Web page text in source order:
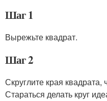
Шаг 1
Вырежьте квадрат.
Шаг 2
Скруглите края квадрата,
Стараться делать круг